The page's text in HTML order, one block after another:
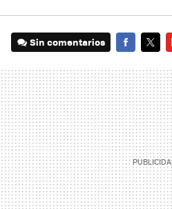
Sin comentarios